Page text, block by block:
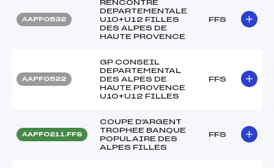
AAPF0532
RENCONTRE
DEPARTEMENTALE
U10+U12 FILLES
DES ALPES DE
HAUTE PROVENCE
FFS
AAPF0522
GP CONSEIL
DEPARTEMENTAL
DES ALPES DE
HAUTE PROVENCE
U10+U12 FILLES
FFS
AAPF0211.FFS
COUPE D'ARGENT
TROPHEE BANQUE
POPULAIRE DES
ALPES FILLES
FFS